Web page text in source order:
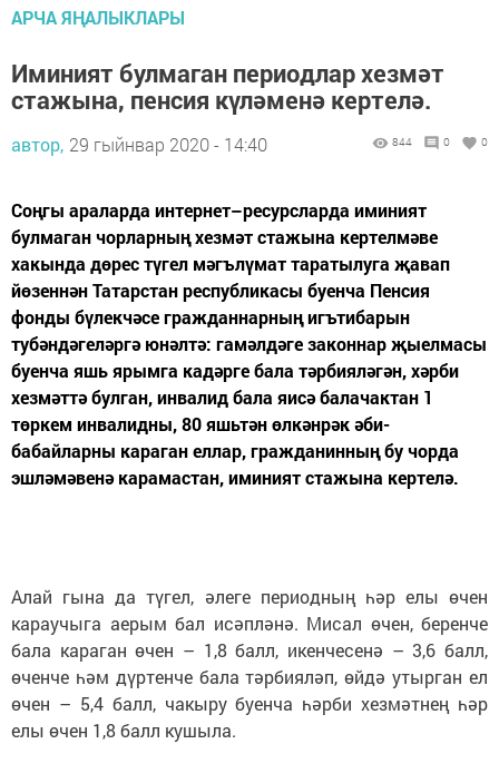
АРЧА ЯҢАЛЫКЛАРЫ
Иминият булмаган периодлар хезмәт
стажына, пенсия күләменә кертелә.
автор, 29 гыйнвар 2020 - 14:40 844 0 0
Соңгы араларда интернет–ресурсларда иминият
булмаган чорларның хезмәт стажына кертелмәве
хакында дөрес түгел мәгълүмат таратылуга җавап
йөзеннән Татарстан республикасы буенча Пенсия
фонды бүлекчәсе гражданнарның игътибарын
тубәндәгеләргә юнәлтә: гамәлдәге законнар җыелмасы
буенча яшь ярымга кадәрге бала тәрбияләгән, хәрби
хезмәттә булган, инвалид бала яисә балачактан 1
төркем инвалидны, 80 яшьтән өлкәнрәк әби-
бабайларны караган еллар, гражданинның бу чорда
эшләмәвенә карамастан, иминият стажына кертелә.
Алай гына да түгел, әлеге периодның һәр елы өчен
караучыга аерым бал исәпләнә. Мисал өчен, беренче
бала караган өчен – 1,8 балл, икенчесенә – 3,6 балл,
өченче һәм дүртенче бала тәрбияләп, өйдә утырган ел
өчен – 5,4 балл, чакыру буенча һәрби хезмәтнең һәр
елы өчен 1,8 балл кушыла.